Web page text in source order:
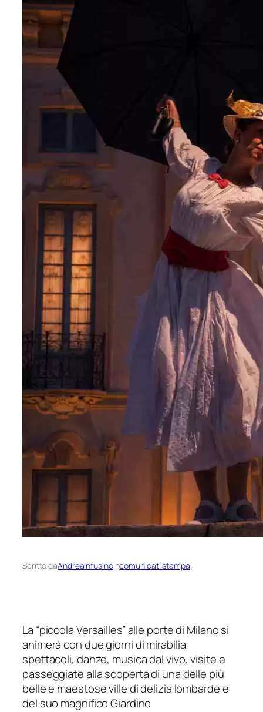
Scritto daAndreaInfusinoincomunicati stampa
La “piccola Versailles” alle porte di Milano si
animerà con due giorni di mirabilia:
spettacoli, danze, musica dal vivo, visite e
passeggiate alla scoperta di una delle più
belle e maestose ville di delizia lombarde e
del suo magnifico Giardino